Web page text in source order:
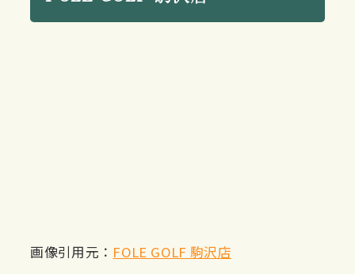
画像引用元： FOLE GOLF 駒沢店